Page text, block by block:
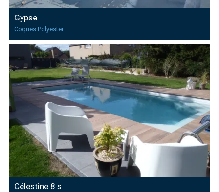
Gypse
Coques Polyester
Célestine 8 s